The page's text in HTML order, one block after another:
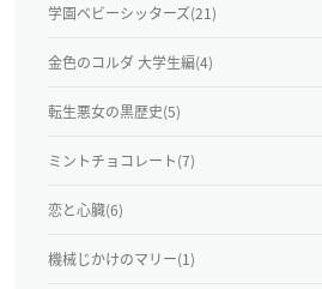
学園ベビーシッターズ(21)
金色のコルダ 大学生編(4)
転生悪女の黒歴史(5)
ミントチョコレート(7)
恋と心臓(6)
機械じかけのマリー(1)